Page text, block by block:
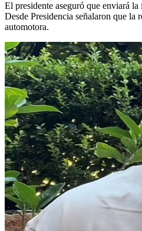
El presidente aseguró que enviará
Desde Presidencia señalaron que la
automotora.